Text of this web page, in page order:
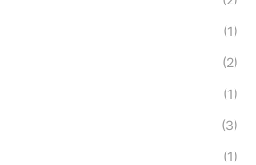
(1)
(2)
(1)
(3)
(1)